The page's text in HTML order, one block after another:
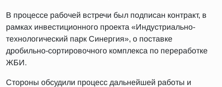
В процессе рабочей встречи был подписан контракт, в
рамках инвестиционного проекта «Индустриально-
технологический парк Синергия», о поставке
дробильно-сортировочного комплекса по переработке
ЖБИ.
Стороны обсудили процесс дальнейшей работы и